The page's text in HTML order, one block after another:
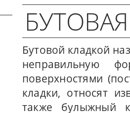
Бутовой кладкой
неправильную
поверхностями
кладки, относят
также булыжный